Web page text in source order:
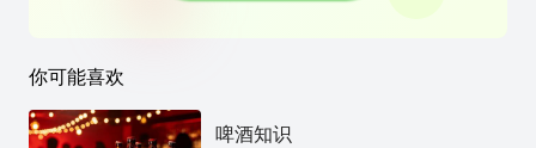
你可能喜欢
啤酒知识